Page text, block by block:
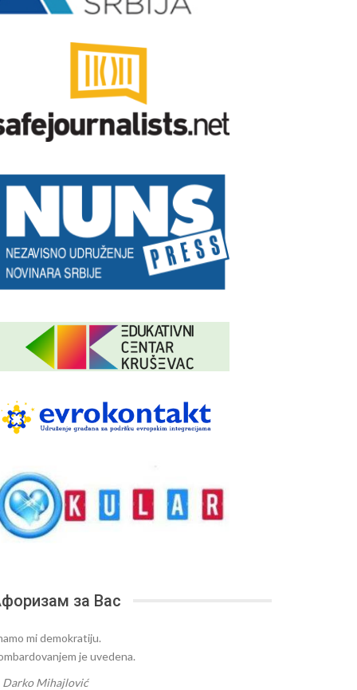
за Вас
mi demokratiju.
je uvedena.
Darko Mihajlović